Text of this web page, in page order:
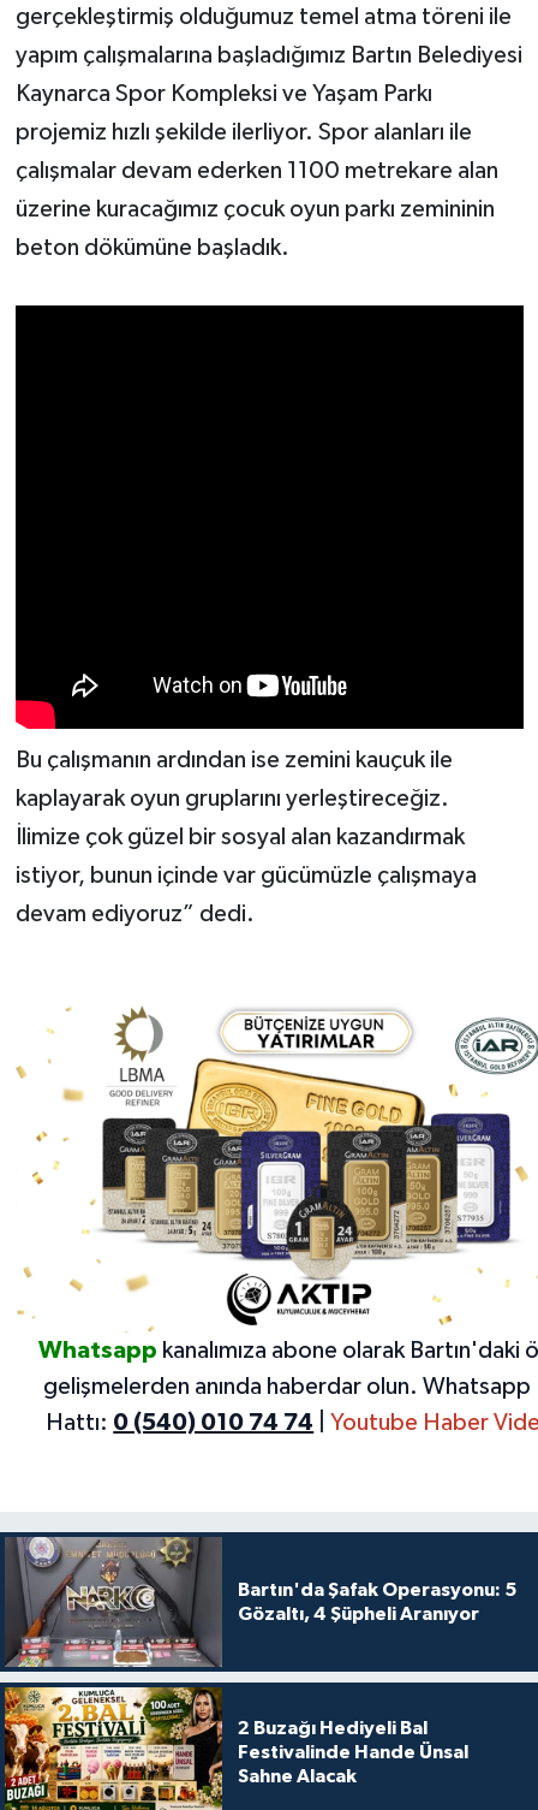
gerçekleştirmiş olduğumuz temel atma töreni ile
yapım çalışmalarına başladığımız Bartın Belediyesi
Kaynarca Spor Kompleksi ve Yaşam Parkı
projemiz hızlı şekilde ilerliyor. Spor alanları ile
çalışmalar devam ederken 1100 metrekare alan
üzerine kuracağımız çocuk oyun parkı zemininin
beton dökümüne başladık.
Bu çalışmanın ardından ise zemini kauçuk ile
kaplayarak oyun gruplarını yerleştireceğiz.
İlimize çok güzel bir sosyal alan kazandırmak
istiyor, bunun içinde var gücümüzle çalışmaya
devam ediyoruz” dedi.
Whatsapp kanalımıza abone olarak Bartın'daki
gelişmelerden anında haberdar olun. Whatsapp
Hattı: 0 (540) 010 74 74 Youtube Haber
Bartın'da Şafak Operasyonu: 5
Gözaltı, 4 Şüpheli Aranıyor
2 Buzağı Hediyeli Bal
Festivalinde Hande Ünsal
Sahne Alacak